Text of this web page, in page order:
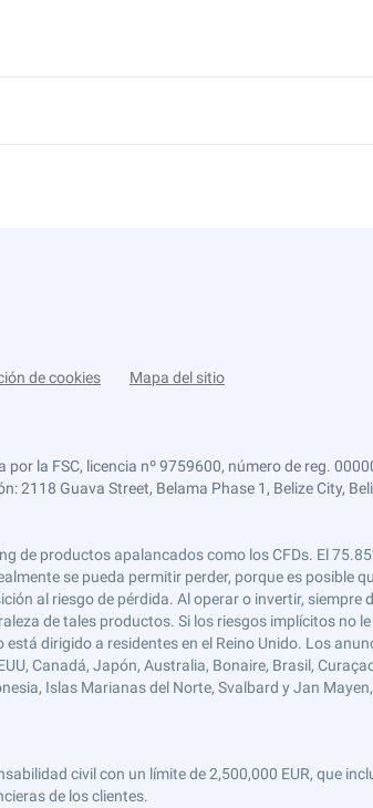
de cookies Mapa del sitio
la FSC, licencia nº 9759600, número de reg.
2118 Guava Street, Belama Phase 1, Belize City,
de productos apalancados como los CFDs. El
se pueda permitir perder, porque es posible
al riesgo de pérdida. Al operar o invertir, siempre
de tales productos. Si los riesgos implícitos no
dirigido a residentes en el Reino Unido. Los
Canadá, Japón, Australia, Bonaire, Brasil,
Islas Marianas del Norte, Svalbard y Jan
civil con un límite de 2,500,000 EUR, que
de los clientes.